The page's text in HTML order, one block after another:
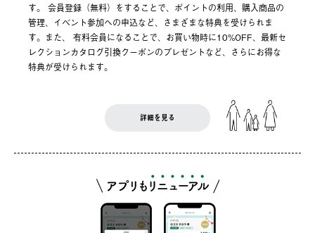
す。 会員登録（無料）をすることで、ポイントの利用、購入商品の
管理、イベント参加への申込など、さまざまな特典を受けられま
す。また、 有料会員になることで、お買い物時に10%OFF、最新セ
レクションカタログ引換クーポンのプレゼントなど、さらにお得な
特典が受けられます。
詳細を見る